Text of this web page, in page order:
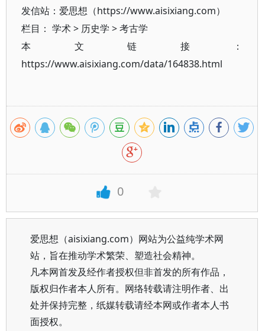
发信站：爱思想（https://www.aisixiang.com）
栏目： 学术> 历史学 >考古学
本文链接：
https://www.aisixiang.com/data/164838.html
0
爱思想（aisixiang.com）网站为公益纯学术网
站，旨在推动学术繁荣、塑造社会精神。
凡本网首发及经作者授权但非首发的所有作品，
版权归作者本人所有。网络转载请注明作者、出
处并保持完整，纸媒转载请经本网或作者本人书
面授权。